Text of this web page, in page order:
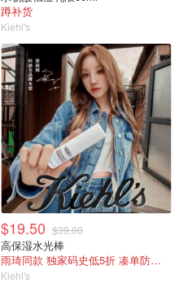
蹲补货
Kiehl's
$19.50 $39.00
高保湿水光棒
雨琦同款 独家码史低5折 凑单防晒刚好包邮
Kiehl's